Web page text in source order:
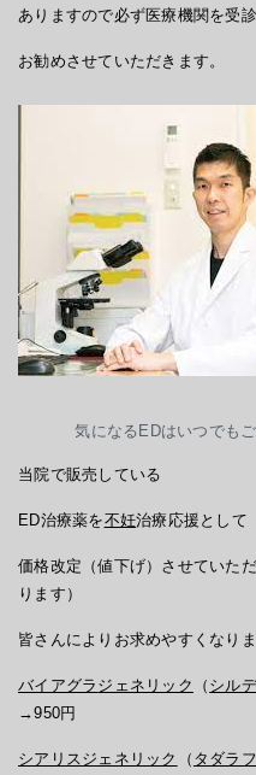
ありますので必ず医療機関を受
お勧めさせていただきます。
気になるEDはいつでも
当院で販売している
ED治療薬を不妊治療応援として
価格改定（値下げ）させていた
ります）
皆さんによりお求めやすくなり
バイアグラ ジェネリック （ シル
→950円
シアリス ジェネリック （ タダラ